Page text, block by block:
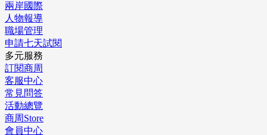
兩岸國際
人物報導
職場管理
申請七天試閱
多元服務
訂閱商周
客服中心
常見問答
活動總覽
商周Store
會員中心